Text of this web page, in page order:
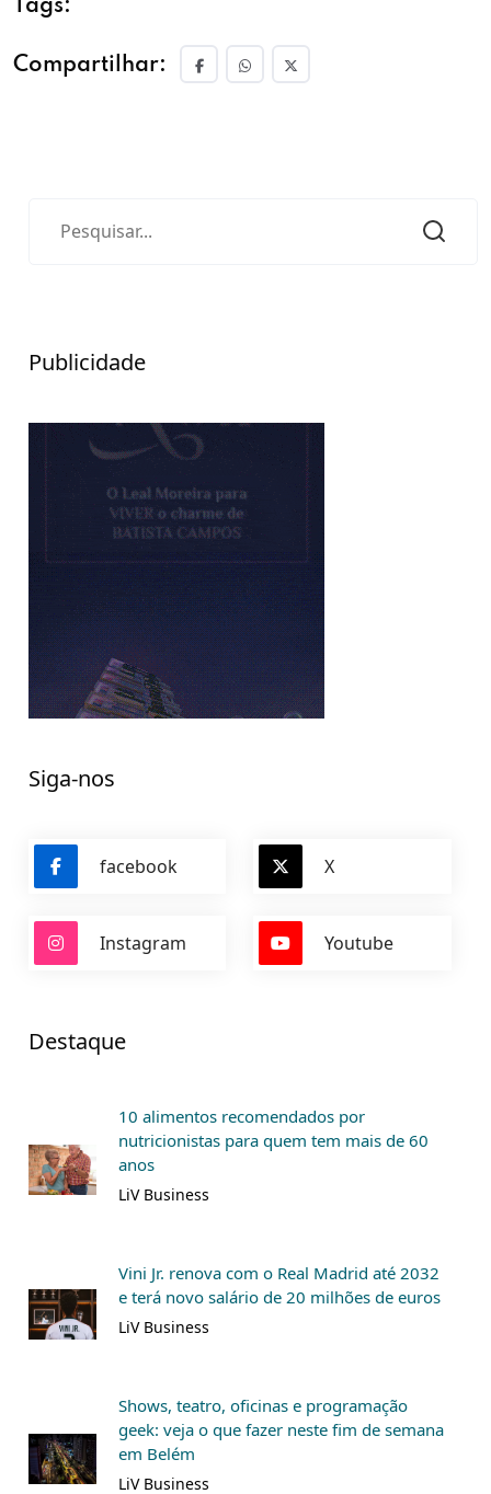
Tags:
Compartilhar:
Publicidade
Siga-nos
facebook X
Instagram Youtube
Destaque
10 alimentos recomendados por
nutricionistas para quem tem mais de 60
anos
LiV Business
Vini Jr. renova com o Real Madrid até 2032
e terá novo salário de 20 milhões de euros
LiV Business
Shows, teatro, oficinas e programação
geek: veja o que fazer neste fim de semana
em Belém
LiV Business